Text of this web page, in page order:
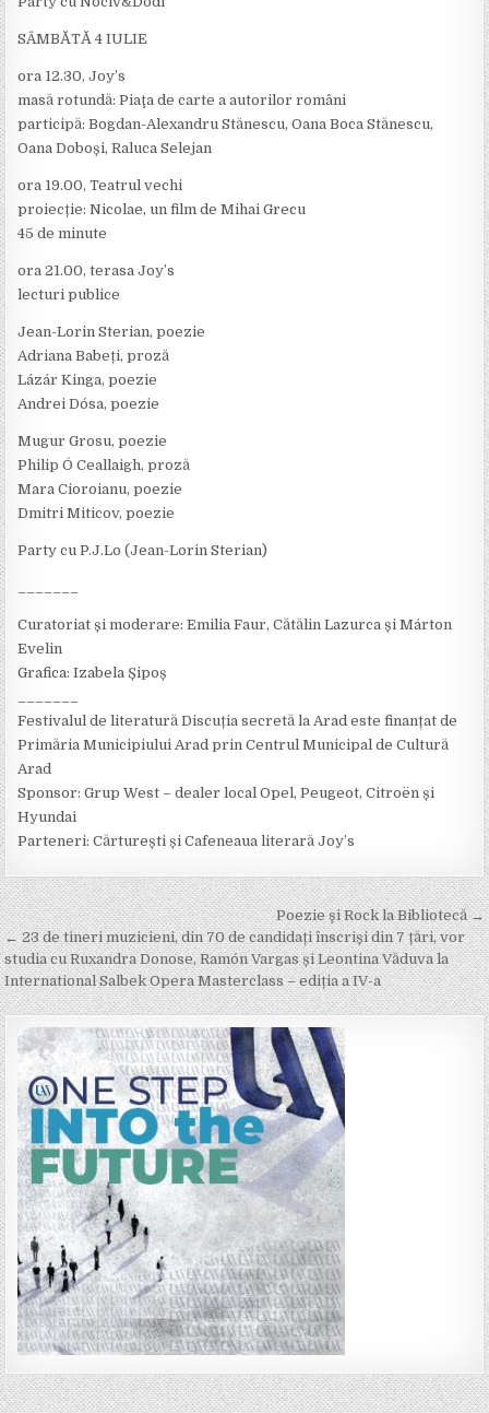
SÂMBĂTĂ 4 IULIE
ora 12.30, Joy’s
masă rotundă: Piaţa de carte a autorilor români
participă: Bogdan-Alexandru Stănescu, Oana Boca Stănescu,
Oana Doboși, Raluca Selejan
ora 19.00, Teatrul vechi
proiecție: Nicolae, un film de Mihai Grecu
45 de minute
ora 21.00, terasa Joy’s
lecturi publice
Jean-Lorin Sterian, poezie
Adriana Babeți, proză
Lázár Kinga, poezie
Andrei Dósa, poezie
Mugur Grosu, poezie
Philip Ó Ceallaigh, proză
Mara Cioroianu, poezie
Dmitri Miticov, poezie
Party cu P.J.Lo (Jean-Lorin Sterian)
Curatoriat și moderare: Emilia Faur, Cătălin Lazurca și Márton
Evelin
Grafica: Izabela Șipoș
Festivalul de literatură Discuția secretă la Arad este finanțat de
Primăria Municipiului Arad prin Centrul Municipal de Cultură
Arad
Sponsor: Grup West – dealer local Opel, Peugeot, Citroën și
Hyundai
Parteneri: Cărturești și Cafeneaua literară Joy’s
Post
navigation
Poezie şi Rock la Bibliotecă →
← 23 de tineri muzicieni, din 70 de candidați înscriși din 7 țări, vor
studia cu Ruxandra Donose, Ramón Vargas și Leontina Văduva la
International Salbek Opera Masterclass – ediția a IV-a